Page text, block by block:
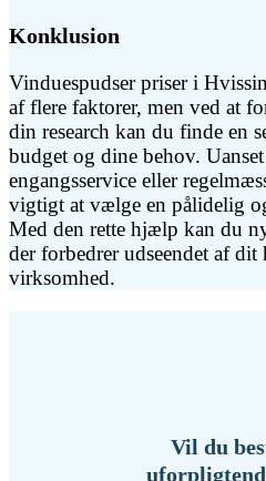
Konklusion
Vinduespudser priser i
af flere faktorer, men ved at
din research kan du finde en
budget og dine behov.
engangsservice eller
vigtigt at vælge en pålidelig
Med den rette hjælp kan du
der forbedrer udseendet af
virksomhed.
Vil du